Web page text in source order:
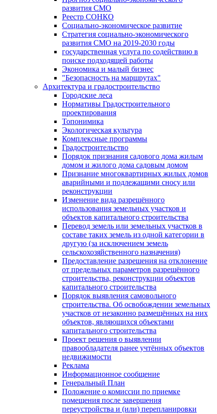
развития СМО
Реестр СОНКО
Социально-экономическое развитие
Стратегия социально-экономического
развития СМО на 2019-2030 годы
государственная услуга по содействию в
поиске подходящей работы
Экономика и малый бизнес
"Безопасность на маршрутах"
Архитектура и градостроительство
Городские леса
Нормативы Градостроительного
проектирования
Топонимика
Экологическая культура
Комплексные программы
Градостроительство
Порядок признания садового дома жилым
домом и жилого дома садовым домом
Признание многоквартирных жилых домов
аварийными и подлежащими сносу или
реконструкции
Изменение вида разрешённого
использования земельных участков и
объектов капитального строительства
Перевод земель или земельных участков в
составе таких земель из одной категории в
другую (за исключением земель
сельскохозяйственного назначения)
Предоставление разрешения на отклонение
от предельных параметров разрешённого
строительства, реконструкции объектов
капитального строительства
Порядок выявления самовольного
строительства. Об освобождении земельных
участков от незаконно размещённых на них
объектов, являющихся объектами
капитального строительства
Проект решения о выявлении
правообладателя ранее учтённых объектов
недвижимости
Реклама
Информационное сообщение
Генеральный План
Положение о комиссии по приемке
помещения после завершения
переустройства и (или) перепланировки